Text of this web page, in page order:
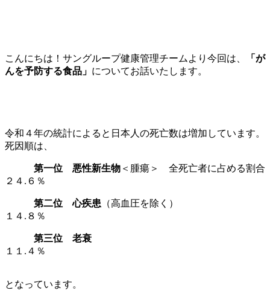
こんにちは！サングループ健康管理チームより今回は、
「が
んを予防する食品」 についてお話いたします。
令和４年の統計によると日本人の死亡数は増加しています。
死因順は、
第一位 悪性新生物 ＜腫瘍＞ 全死亡者に占める割合
２４.６％
第二位 心疾患 （高血圧を除く）
１４.８％
第三位 老衰
１１.４％
となっています。